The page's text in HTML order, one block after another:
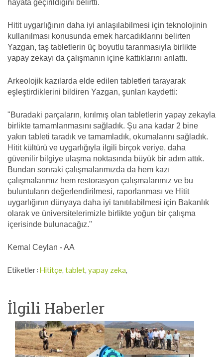
hayata geçirildiğini belirtti.
Hitit uygarlığının daha iyi anlaşılabilmesi için teknolojinin
kullanılması konusunda emek harcadıklarını belirten
Yazgan, taş tabletlerin üç boyutlu taranmasıyla birlikte
yapay zekayı da çalışmanın içine kattıklarını anlattı.
Arkeolojik kazılarda elde edilen tabletleri tarayarak
eşleştirdiklerini bildiren Yazgan, şunları kaydetti:
"Buradaki parçaların, kırılmış olan tabletlerin yapay zekayla
birlikte tamamlanmasını sağladık. Şu ana kadar 2 bine
yakın tableti taradık ve tamamladık, okumalarını sağladık.
Hitit kültürü ve uygarlığıyla ilgili birçok veriye, daha
güvenilir bilgiye ulaşma noktasında büyük bir adım attık.
Bundan sonraki çalışmalarımızda da hem kazı
çalışmalarımız hem restorasyon çalışmalarımız ve bu
buluntuların değerlendirilmesi, raporlanması ve Hitit
uygarlığının dünyaya daha iyi tanıtılabilmesi için Bakanlık
olarak ve üniversitelerimizle birlikte yoğun bir çalışma
içerisinde bulunacağız."
Kemal Ceylan - AA
Etiketler :Hititçe,tablet,yapay zeka,
İlgili Haberler